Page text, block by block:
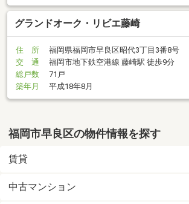
グランドオーク・リビエ藤崎
住 所
福岡県福岡市早良区昭代3丁目3番8号
交 通
福岡市地下鉄空港線 藤崎駅 徒歩9分
総戸数
71戸
築年月
平成18年8月
福岡市早良区の物件情報を探す
賃貸
中古マンション